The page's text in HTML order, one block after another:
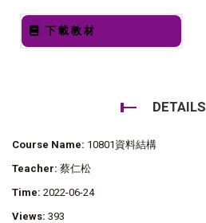
下載教材
DETAILS
Course Name: 10801資料結構
Teacher: 蔡仁松
Time: 2022-06-24
Views: 393